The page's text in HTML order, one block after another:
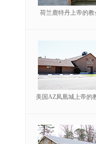
荷兰鹿特丹上帝的教
美国AZ凤凰城上帝的